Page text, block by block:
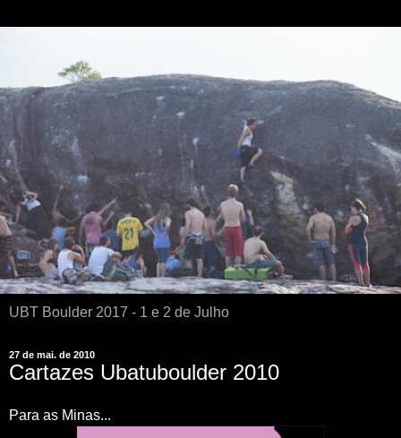
UBT Boulder 2017 - 1 e 2 de Julho
27 de mai. de 2010
Cartazes Ubatuboulder 2010
Para as Minas...